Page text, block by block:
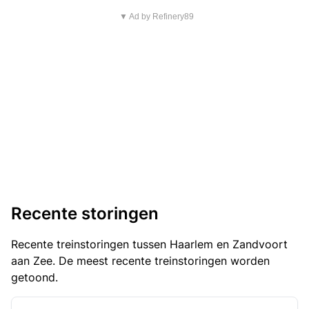
▼ Ad by Refinery89
Recente storingen
Recente treinstoringen tussen Haarlem en Zandvoort
aan Zee. De meest recente treinstoringen worden
getoond.